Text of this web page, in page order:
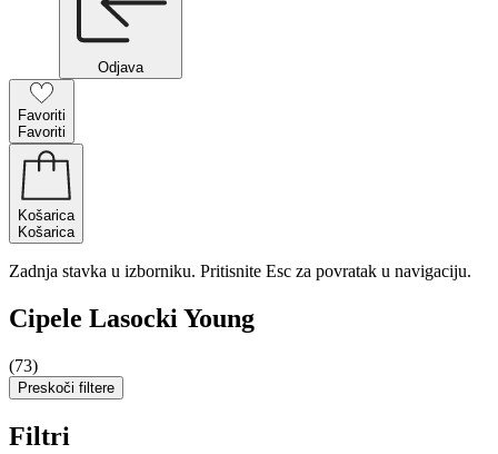
Odjava
Favoriti
Favoriti
Košarica
Košarica
Zadnja stavka u izborniku. Pritisnite Esc za povratak u navigaciju.
Cipele Lasocki Young
(73)
Preskoči filtere
Filtri